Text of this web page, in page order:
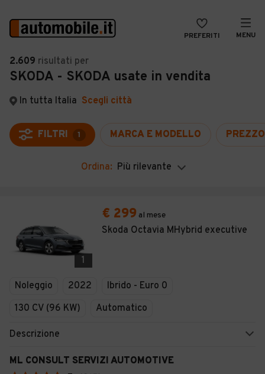
PREFERITI MENU
Auto
Auto usate
Auto Km 0
Auto Nuove
Noleggio a lungo termine
Camper
Veicoli Commerciali
VENDI
MAGAZINE
ACCEDI
2.609 risultati per
SKODA - SKODA usate in vendita
In tutta Italia Scegli città
FILTRI 1 MARCA E MODELLO PREZZO
Ordina: Più rilevante
1
€ 299 al mese
Skoda Octavia MHybrid executive
Noleggio 2022
Ibrido - Euro 0
130 CV (96 KW)
Automatico
Descrizione
ML CONSULT SERVIZI AUTOMOTIVE